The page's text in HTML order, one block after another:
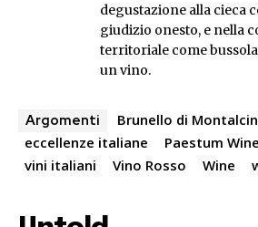
degustazione alla cieca
giudizio onesto, e nella
territoriale come
un vino.
Argomenti
Brunello di
eccellenze italiane
Paestum
vini italiani
Vino Rosso Wine